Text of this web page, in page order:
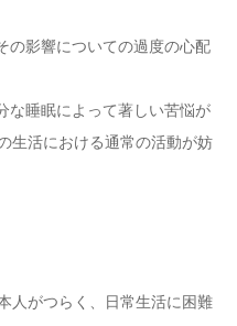
の影響についての過度の心配
な睡眠によって著しい苦悩が
生活における通常の活動が妨
人がつらく、日常生活に困難